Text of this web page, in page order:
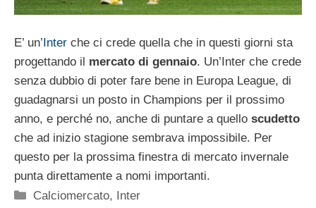
E’ un’Inter che ci crede quella che in questi giorni sta
progettando il mercato di gennaio. Un’Inter che crede
senza dubbio di poter fare bene in Europa League, di
guadagnarsi un posto in Champions per il prossimo
anno, e perché no, anche di puntare a quello scudetto
che ad inizio stagione sembrava impossibile. Per
questo per la prossima finestra di mercato invernale
punta direttamente a nomi importanti.
Categorie
Calciomercato, Inter